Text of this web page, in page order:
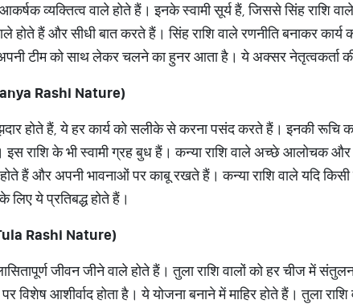
व्यक्तित्व वाले होते हैं। इनके स्वामी सूर्य हैं, जिससे सिंह राशि
होते हैं और सीधी बात करते हैं। सिंह राशि वाले रणनीति बनाकर
टीम को साथ लेकर चलने का हुनर आता है। ये अक्सर नेतृत्वकर्ता
Rashi Nature)
होते हैं, ये हर कार्य को सलीके से करना पसंद करते हैं। इनकी
इस राशि के भी स्वामी ग्रह बुध हैं। कन्या राशि वाले अच्छे आलोचक और
हैं और अपनी भावनाओं पर काबू रखते हैं। कन्या राशि वाले यदि
लिए ये प्रतिबद्ध होते हैं।
Rashi Nature)
जीवन जीने वाले होते हैं। तुला राशि वालों को हर चीज में
विशेष आशीर्वाद होता है। ये योजना बनाने में माहिर होते हैं। तुला